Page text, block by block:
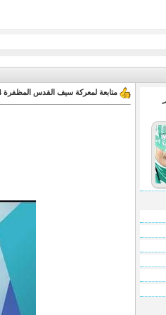
متابعة لمعركة سيف القدس المظفرة mp4